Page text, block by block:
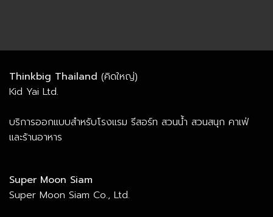
Thinkbig Thailand (คิดใหญ่)
Kid Yai Ltd.
บริการออกแบบสำหรับโรงแรม รีสอร์ท สวนน้ำ สวนสนุก คาเฟ่
และร้านอาหาร
Super Moon Siam
Super Moon Siam Co., Ltd.